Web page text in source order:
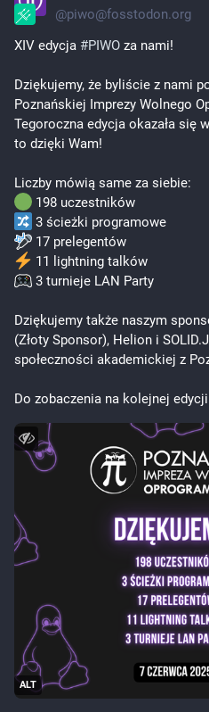
@piwo@fosstodon.org
XIV edycja #PIWO za nami!
Dziękujemy, że byliście z nami
Poznańskiej Imprezy Wolnego
Tegoroczna edycja okazała się
to dzięki Wam!
Liczby mówią same za siebie:
198 uczestników
3 ścieżki programowe
17 prelegentów
11 lightning talków
3 turnieje LAN Party
Dziękujemy także naszym
(Złoty Sponsor), Helion i
społeczności akademickiej z
Do zobaczenia na kolejnej
ALT